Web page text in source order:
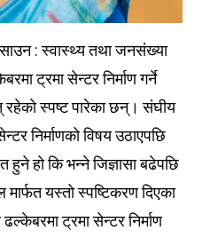
: स्वास्थ्य तथा जनसंख्या
ट्रमा सेन्टर निर्माण गर्ने
स्पष्ट पारेका छन्। संघीय
निर्माणको विषय उठाएपछि
हुने हो कि भन्ने जिज्ञासा बढेपछि
यस्तो स्पष्टिकरण दिएका
ट्रमा सेन्टर निर्माण